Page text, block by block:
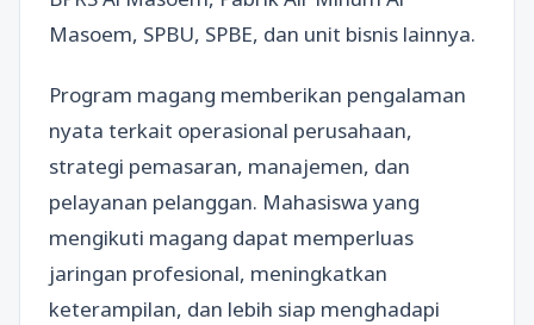
Masoem, SPBU, SPBE, dan unit bisnis lainnya.
Program magang memberikan pengalaman
nyata terkait operasional perusahaan,
strategi pemasaran, manajemen, dan
pelayanan pelanggan. Mahasiswa yang
mengikuti magang dapat memperluas
jaringan profesional, meningkatkan
keterampilan, dan lebih siap menghadapi